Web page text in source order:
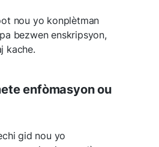
nou yo konplètman
bezwen enskripsyon,
kache.
enfòmasyon ou
gid nou yo